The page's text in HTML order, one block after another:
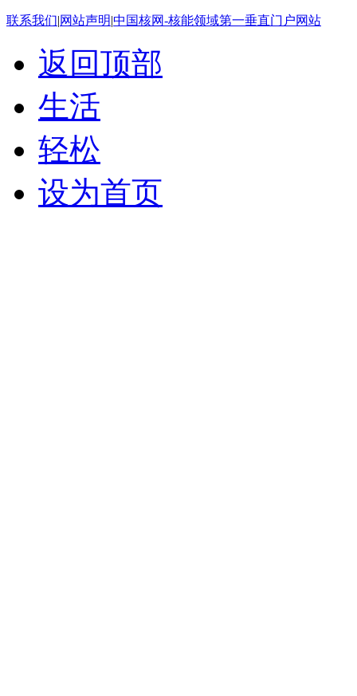
联系我们|网站声明|中国核网-核能领域第一垂直门户网站
返回顶部
生活
轻松
设为首页